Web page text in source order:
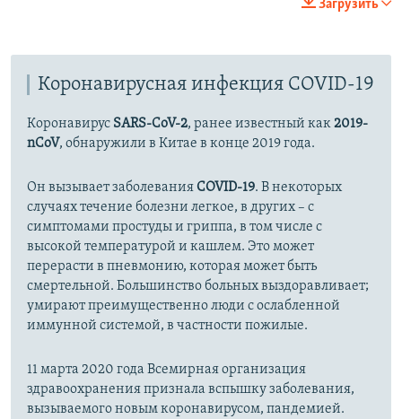
Auto 270p 360p 480p
480p
1080p
Загрузить
Коронавирусная инфекция COVID-19
Коронавирус SARS-CoV-2, ранее известный как2019-
nCoV, обнаружили в Китае в конце 2019 года.
Он вызывает заболеванияCOVID-19. В некоторых
случаях течение болезни легкое, в других – с
симптомами простуды и гриппа, в том числе с
высокой температурой и кашлем. Это может
перерасти в пневмонию, которая может быть
смертельной. Большинство больных выздоравливает;
умирают преимущественно люди с ослабленной
иммунной системой, в частности пожилые.
11 марта 2020 года Всемирная организация
здравоохранения признала вспышку заболевания,
вызываемого новым коронавирусом, пандемией.